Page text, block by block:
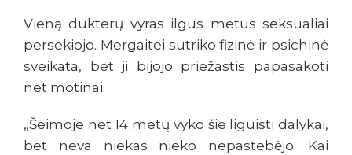
Vieną dukterų vyras ilgus metus seksualiai
persekiojo. Mergaitei sutriko fizinė ir psichinė
sveikata, bet ji bijojo priežastis papasakoti
net motinai.
„Šeimoje net 14 metų vyko šie liguisti dalykai,
bet neva niekas nieko nepastebėjo. Kai